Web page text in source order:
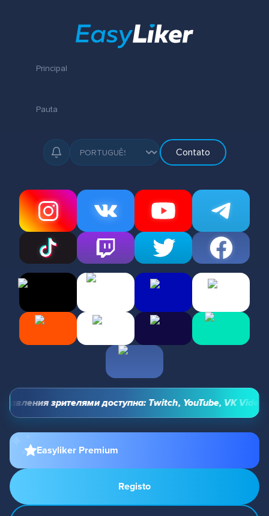
Principal
Pauta
Contato
зрителями доступна: Twitch, YouTube, VK Video
Easyliker Premium
Registo